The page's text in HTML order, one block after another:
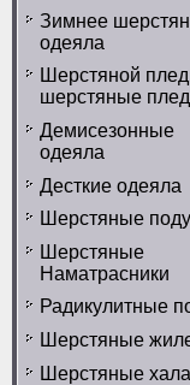
Зимнее
одеяла
Шерстяной
шерстяные
Демисезонные
одеяла
Десткие одеяла
Шерстяные
Шерстяные
Наматрасники
Радикулитные
Шерстяные
Шерстяные